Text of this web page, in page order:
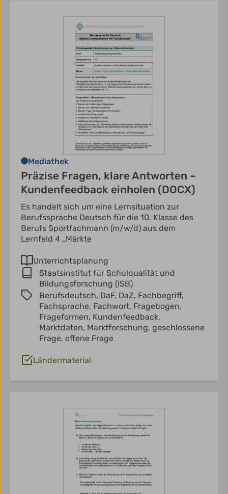
Mediathek
Präzise Fragen, klare Antworten –
Kundenfeedback einholen (DOCX)
Es handelt sich um eine Lernsituation zur
Berufssprache Deutsch für die 10. Klasse des
Berufs Sportfachmann (m/w/d) aus dem
Lernfeld 4 „Märkte
Unterrichtsplanung
Staatsinstitut für Schulqualität und
Bildungsforschung (ISB)
Berufsdeutsch, DaF, DaZ, Fachbegriff,
Fachsprache, Fachwort, Fragebogen,
Frageformen, Kundenfeedback,
Marktdaten, Marktforschung, geschlossene
Frage, offene Frage
Ländermaterial